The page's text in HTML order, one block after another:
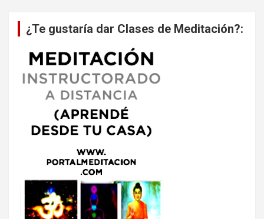
¿Te gustaría dar Clases de Meditación?: